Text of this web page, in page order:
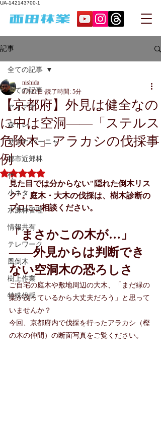
UA-142143700-1
記事
全ての記事
アイデア
森トレ
サウナ/バーニャ
都市近郊林
竹
小ネタ
水源林管理
情報共有
テレワーク
風倒木
樹上作業
特殊伐採
全ての記事
【京都府】外見は健全なの
に中は空洞——「ステルス
危険木」アラカシの伐採事
例
nishida
3月21日 読了時間: 5分
5つ星のうちNaNと評価されています。
見た目では分からない"隠れた倒木リス
ク"。庭木・大木の伐採は、樹木診断の
プロにご相談ください。
「まさかこの木が…」
——外見からは判断でき
ない空洞木の恐ろしさ
ご自宅の庭木や敷地周辺の大木、「まだ緑の
葉が茂っているから大丈夫だろう」と思って
いませんか？
今回、京都府内で伐採を行ったアラカシ（樫
の木の仲間）の断面写真をご覧ください。